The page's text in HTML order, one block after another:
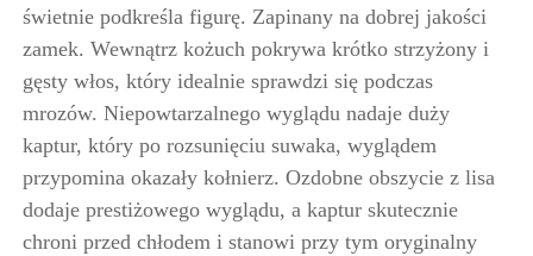
świetnie podkreśla figurę. Zapinany na dobrej jakości
zamek. Wewnątrz kożuch pokrywa krótko strzyżony i
gęsty włos, który idealnie sprawdzi się podczas
mrozów. Niepowtarzalnego wyglądu nadaje duży
kaptur, który po rozsunięciu suwaka, wyglądem
przypomina okazały kołnierz. Ozdobne obszycie z lisa
dodaje prestiżowego wyglądu, a kaptur skutecznie
chroni przed chłodem i stanowi przy tym oryginalny